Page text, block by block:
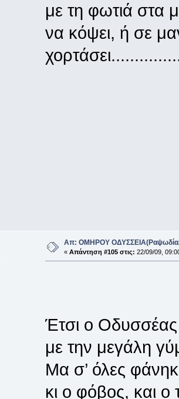
με τη φωτιά στα
να κόψει, ή σε
Απ: ΟΜΗΡΟΥ
« Απάντηση #105 στις: 22/09/09,
Έτσι ο Οδυσσέας
με την μεγάλη
Μα σ’ όλες
κι ο φόβος, και ο